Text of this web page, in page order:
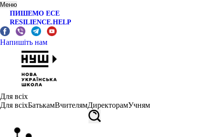
Меню
ПИШЕМО ЕСЕ
RESILIENCE.HELP
Напишіть нам
Для всіх
Для всіхБатькамВчителямДиректорамУчням